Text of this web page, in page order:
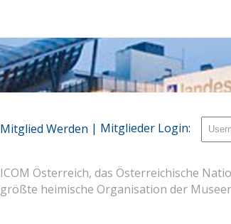
ICOM Österreich, das Österreichische
größte heimische Organisation der
Mitglied Werden | Mitglieder Login: